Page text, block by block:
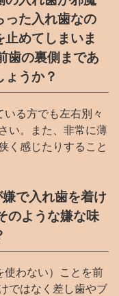
った入れ歯なの
めてしまいま
歯の裏側まであ
ょうか？
る方でも左右別々
い。また、非常に薄
く感じたりすること
で入れ歯を着け
のような嫌な味
わない）ことを前
ではなく差し歯やブ